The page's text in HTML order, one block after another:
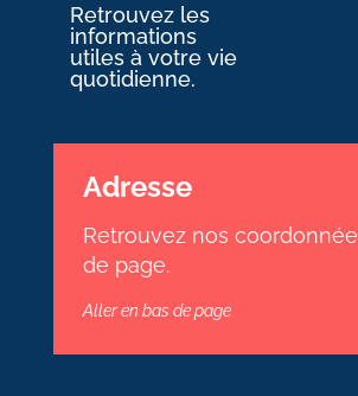
Retrouvez les
informations
utiles à votre vie
quotidienne.
Adresse
Retrouvez nos
de page.
Aller en bas de page